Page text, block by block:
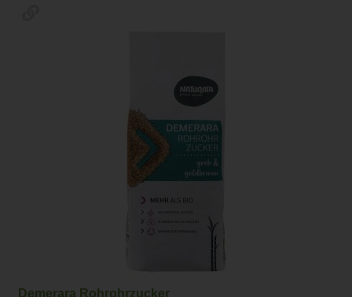
Demerara Rohrohrzucker